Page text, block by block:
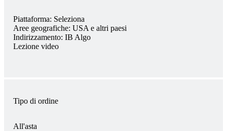
Piattaforma: Seleziona
Aree geografiche: USA e altri paesi
Indirizzamento: IB Algo
Lezione video
Tipo di ordine
All'asta